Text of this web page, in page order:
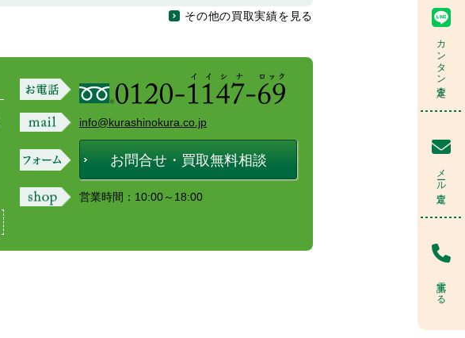
カンタン査定
メール査定
電話する
その他の買取実績を見る
info@kurashinokura.co.jp
お問合せ・買取無料相談
営業時間：10:00～18:00